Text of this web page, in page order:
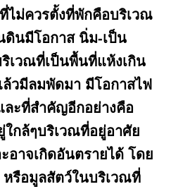
ไม่ควรตั้งที่พักคือบริเวณ
ดินมีโอกาส นิ่ม-เป็น
เวณที่เป็นพื้นที่แห้งเกิน
ล้วมีลมพัดมา มีโอกาสไฟ
ละที่สำคัญอีกอย่างคือ
ใกล้ๆบริเวณที่อยู่อาศัย
อาจเกิดอันตรายได้ โดย
หรือมูลสัตว์ในบริเวณที่